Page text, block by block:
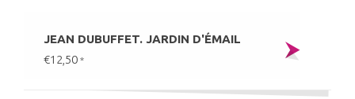
JEAN DUBUFFET. JARDIN D'ÉMAIL
€12,50 *